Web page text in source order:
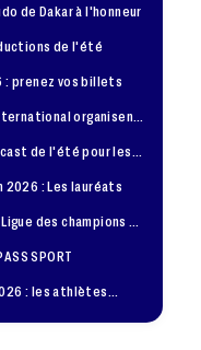
de Dakar à l'honneur
de l'été
: prenez vos billets
2026 : Les lauréats
SPORT